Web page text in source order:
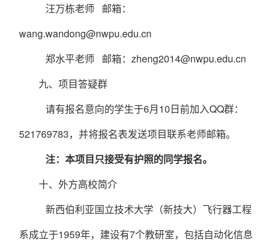
汪万栋老师 邮箱：
wang.wandong@nwpu.edu.cn
郑水平老师 邮箱： zheng2014@nwpu.edu.cn
九、 项目答疑群
请有报名意向的学生于6月10日前加入QQ群：
521769783，并将报名表发送项目联系老师邮箱。
注：本项目只接受有护照的同学报名。
十、 外方高校简介
新西伯利亚国立技术大学（新技大）飞行器工程
系成立于1959年，建设有7个教研室，包括自动化信息